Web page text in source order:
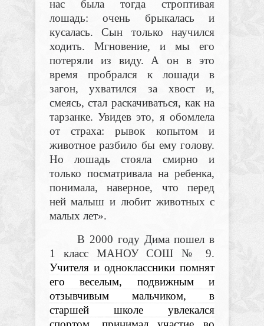
нас была тогда строптивая
лошадь: очень брыкалась и
кусалась. Сын только научился
ходить. Мгновение, и мы его
потеряли из виду. А он в это
время пробрался к лошади в
загон, ухватился за хвост и,
смеясь, стал раскачиваться, как на
тарзанке. Увидев это, я обомлела
от страха: рывок копытом и
животное разбило бы ему голову.
Но лошадь стояла смирно и
только посматривала на ребенка,
понимала, наверное, что перед
ней малыш и любит животных с
малых лет».
В 2000 году Дима пошел в
1 класс МАНОУ СОШ № 9.
Учителя и одноклассники помнят
его веселым, подвижным и
отзывчивым мальчиком, в
старшей школе увлекался